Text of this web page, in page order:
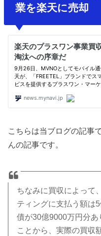
業を楽天に売却
こちらは当ブログの記事
んの記事です。
ちなみに買収によって
ティングに支払う額は
債が30億9000万円分
ことから、実際の買収